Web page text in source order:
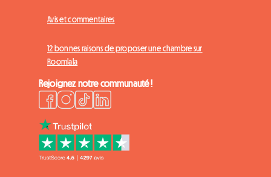
Avis et commentaires
12 bonnes raisons de proposer une chambre sur
Roomlala
Rejoignez notre communauté !